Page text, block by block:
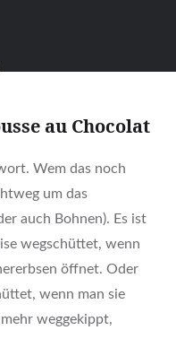
au Chocolat
Wem das noch
um das
auch Bohnen). Es ist
wegschüttet, wenn
öffnet. Oder
wenn man sie
weggekippt,